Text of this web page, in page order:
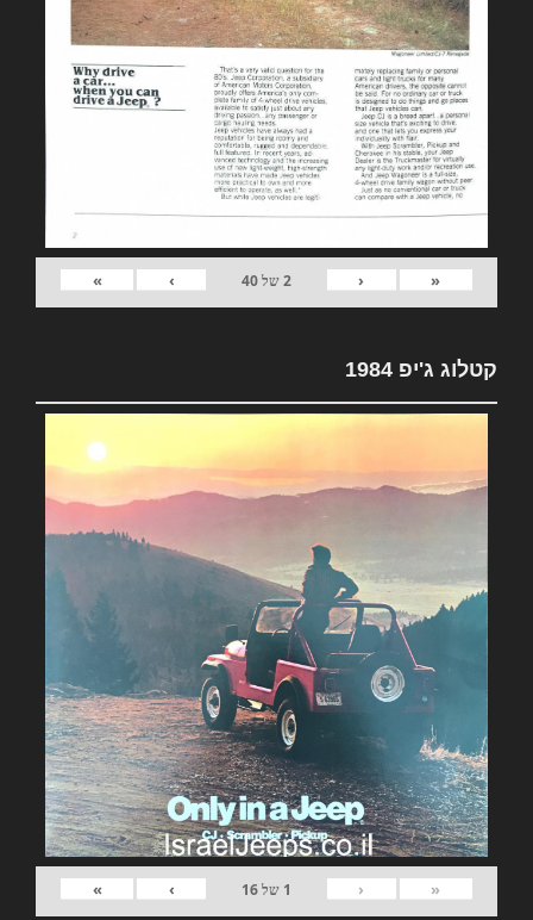
«
‹
2של40
›
»
קטלוג ג'יפ 1984
«
‹
1 של16
›
»